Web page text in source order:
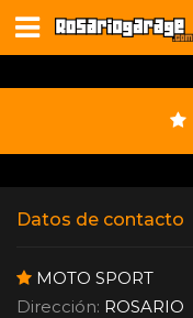
Datos de contacto
MOTO SPORT
Dirección: ROSARIO